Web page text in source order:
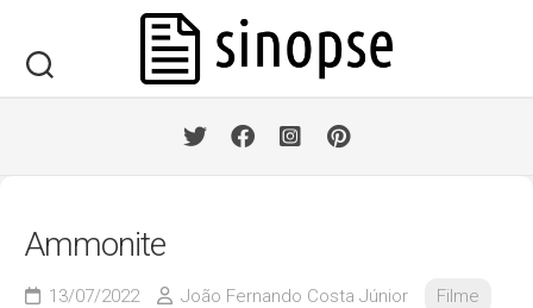
content
Ammonite
13/07/2022 João Fernando Costa Júnior Filme